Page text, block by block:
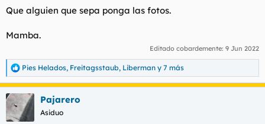
Que alguien que sepa ponga las fotos.
Mamba.
Editado cobardemente: 9 Jun 2022
R
e
a
c
c
i
Pies Helados, Freitagsstaub, Liberman y 7 más
Pajarero
Asiduo